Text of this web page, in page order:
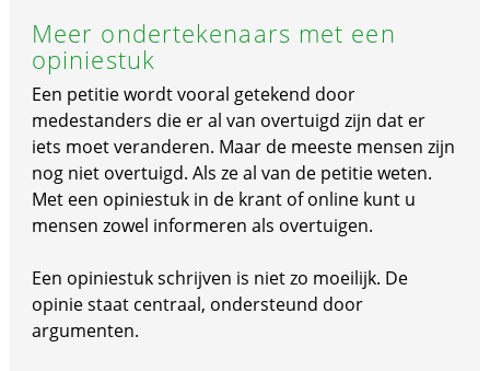
Meer ondertekenaars met een
opiniestuk
Een petitie wordt vooral getekend door
medestanders die er al van overtuigd zijn dat er
iets moet veranderen. Maar de meeste mensen zijn
nog niet overtuigd. Als ze al van de petitie weten.
Met een opiniestuk in de krant of online kunt u
mensen zowel informeren als overtuigen.
Een opiniestuk schrijven is niet zo moeilijk. De
opinie staat centraal, ondersteund door
argumenten.